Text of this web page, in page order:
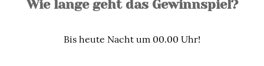
Wie lange geht das Gewinnspiel?
Bis heute Nacht um 00.00 Uhr!